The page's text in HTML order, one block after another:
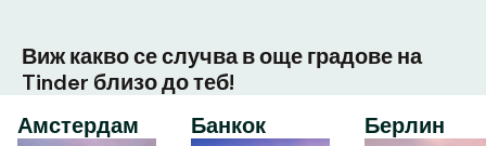
Виж какво се случва в още градове на
Tinder близо до теб!
Амстердам
Банкок Берлин